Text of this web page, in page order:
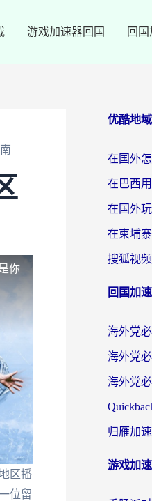
游戏加速器回国 回
你
区播
位留
优酷地
回国加
游戏加